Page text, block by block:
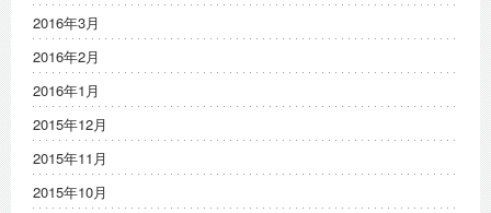
2016年3月
2016年2月
2016年1月
2015年12月
2015年11月
2015年10月